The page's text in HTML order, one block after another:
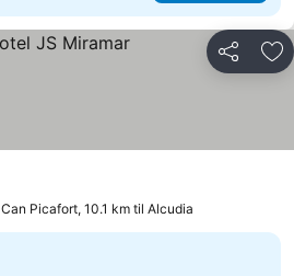
Del
Can Picafort, 10.1 km til Alcudia